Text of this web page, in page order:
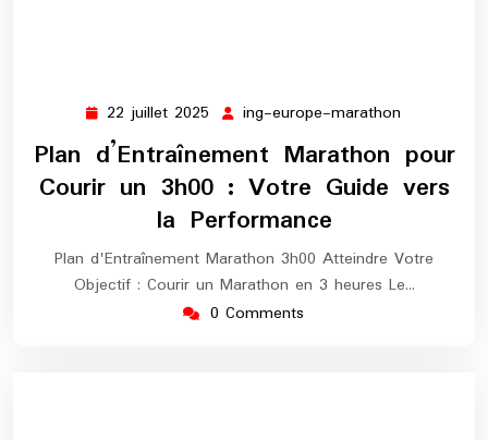
22 juillet 2025 22
2025
ing-europe-marathon
marathon
Plan d’Entraînement Marathon pour
Courir un 3h00 : Votre Guide vers
la Performance
Plan d'Entraînement Marathon 3h00 Atteindre Votre
Objectif : Courir un Marathon en 3 heures Le…
0 Comments